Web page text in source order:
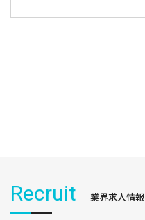
Recruit 業界求人情報